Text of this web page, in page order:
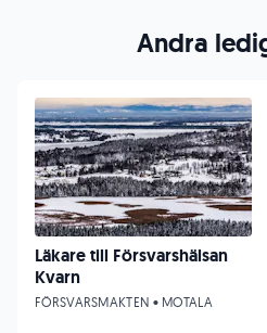
Andra
Läkare till Försvarshälsan
Kvarn
FÖRSVARSMAKTEN • MOTALA